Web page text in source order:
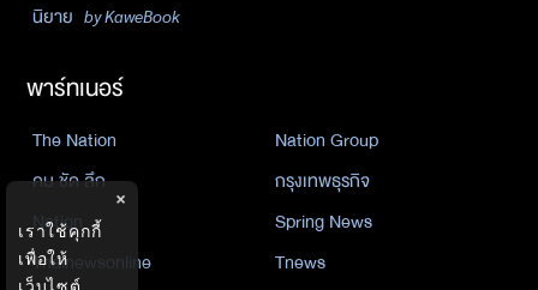
นิยาย by KaweBook
พาร์ทเนอร์
The Nation
Nation Group
คม ชัด ลึก
กรุงเทพธุรกิจ
Nation
Spring News
Thainewsonline
Tnews
×
เราใช้คุกกี้
เพื่อให้